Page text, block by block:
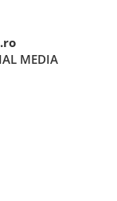
MEDIA